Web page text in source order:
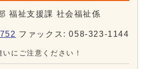
福祉支援課 社会福祉係
ファックス: 058-323-1144
にご注意ください！